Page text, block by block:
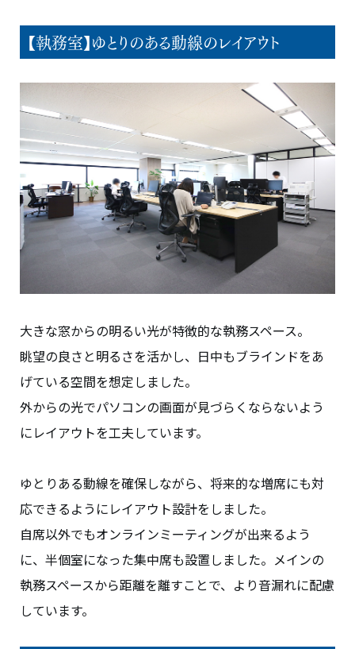
【執務室】ゆとりのある動線のレイアウト
大きな窓からの明るい光が特徴的な執務スペース。
眺望の良さと明るさを活かし、日中もブラインドをあ
げている空間を想定しました。
外からの光でパソコンの画面が見づらくならないよう
にレイアウトを工夫しています。
ゆとりある動線を確保しながら、将来的な増席にも対
応できるようにレイアウト設計をしました。
自席以外でもオンラインミーティングが出来るよう
に、半個室になった集中席も設置しました。メインの
執務スペースから距離を離すことで、より音漏れに配慮
しています。